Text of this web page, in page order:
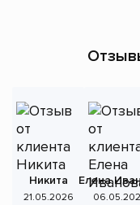
Никита
21.05.2026
Елена